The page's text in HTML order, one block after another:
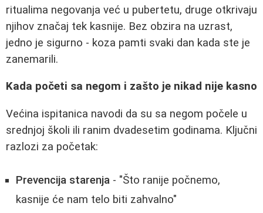
ritualima negovanja već u pubertetu, druge otkrivaju
njihov značaj tek kasnije. Bez obzira na uzrast,
jedno je sigurno - koza pamti svaki dan kada ste je
zanemarili.
Kada početi sa negom i zašto je nikad nije kasno
Većina ispitanica navodi da su sa negom počele u
srednjoj školi ili ranim dvadesetim godinama. Ključni
razlozi za početak:
Prevencija starenja - "Što ranije počnemo,
kasnije će nam telo biti zahvalno"